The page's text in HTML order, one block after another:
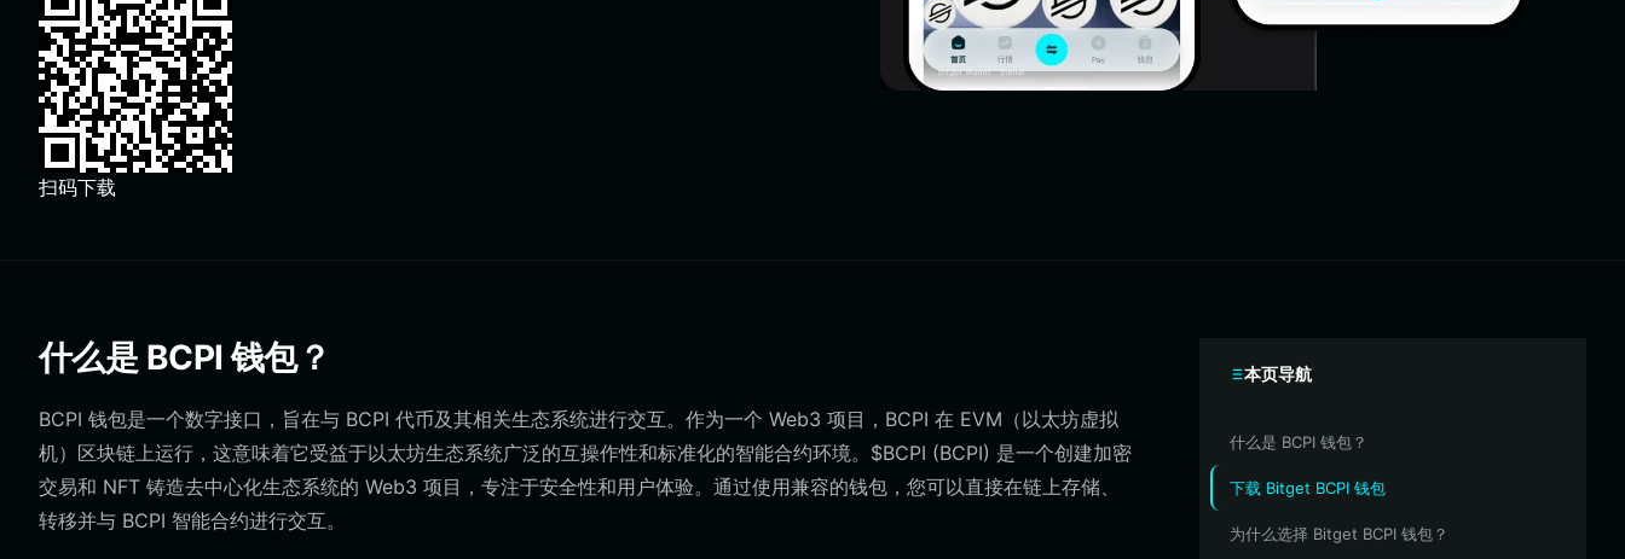
扫码下载
什么是 BCPI 钱包？
BCPI 钱包是一个数字接口，旨在与 BCPI 代币及其相关生态系统进行交互。作为一个 Web3 项目，BCPI 在 EVM（以太坊虚拟
机）区块链上运行，这意味着它受益于以太坊生态系统广泛的互操作性和标准化的智能合约环境。$BCPI (BCPI) 是一个创建加密
交易和 NFT 铸造去中心化生态系统的 Web3 项目，专注于安全性和用户体验。通过使用兼容的钱包，您可以直接在链上存储、
转移并与 BCPI 智能合约进行交互。
本页导航
什么是 BCPI 钱包？
下载 Bitget BCPI 钱包
为什么选择 Bitget BCPI 钱包？